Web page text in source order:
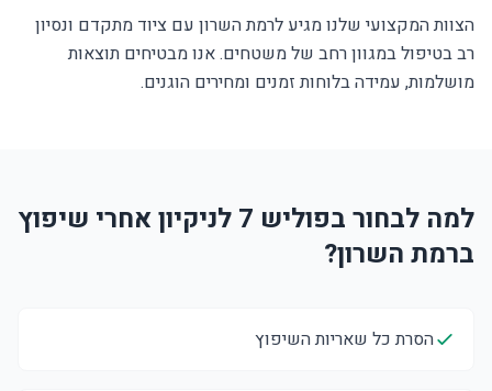
הצוות המקצועי שלנו מגיע לרמת השרון עם ציוד מתקדם ונסיון
רב בטיפול במגוון רחב של משטחים. אנו מבטיחים תוצאות
מושלמות, עמידה בלוחות זמנים ומחירים הוגנים.
למה לבחור בפוליש 7 לניקיון אחרי שיפוץ
ברמת השרון?
הסרת כל שאריות השיפוץ